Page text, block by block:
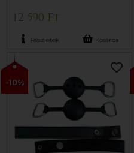
12 590 Ft
Részletek Kosárba
-10%